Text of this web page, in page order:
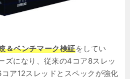
ベンチマーク検証をしてい
ズになり、従来の4コア8スレッ
ア12スレッドとスペックが強化